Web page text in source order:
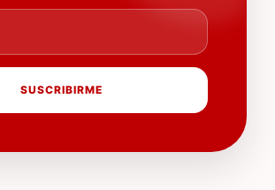
SUSCRIBIRME